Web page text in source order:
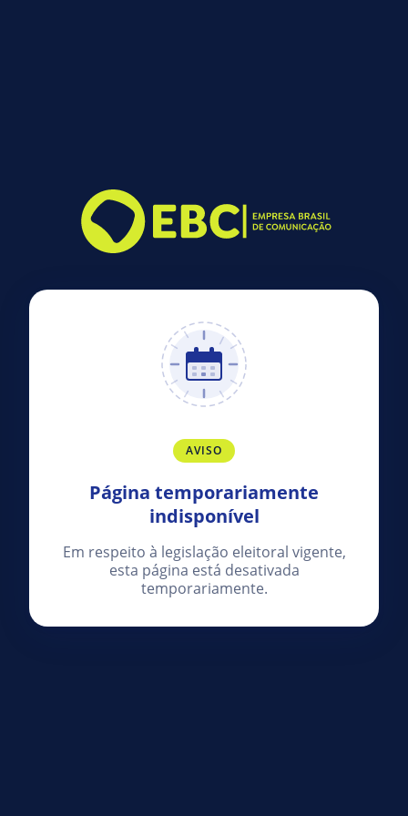
AVISO
Página temporariamente
indisponível
Em respeito à legislação eleitoral vigente,
esta página está desativada
temporariamente.